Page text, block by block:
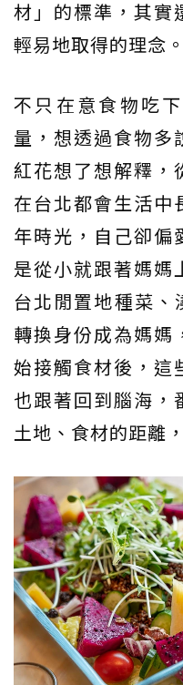
材」的標準，其實
輕易地取得的理念。
不只在意食物吃
量，想透過食物多
紅花想了想解釋，
在台北都會生活中
年時光，自己卻偏
是從小就跟著媽媽
台北閒置地種菜
轉換身份成為媽媽
始接觸食材後，這
也跟著回到腦海，
土地、食材的距離